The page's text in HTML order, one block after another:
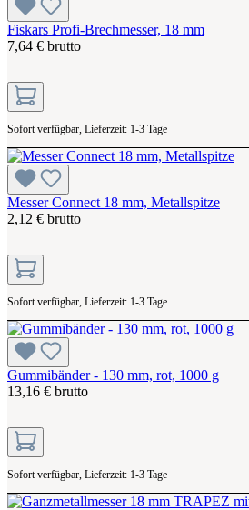
Fiskars Profi-Brechmesser, 18 mm
7,64 € brutto
Sofort verfügbar, Lieferzeit: 1-3 Tage
Messer Connect 18 mm, Metallspitze
2,12 € brutto
Sofort verfügbar, Lieferzeit: 1-3 Tage
Gummibänder - 130 mm, rot, 1000 g
13,16 € brutto
Sofort verfügbar, Lieferzeit: 1-3 Tage